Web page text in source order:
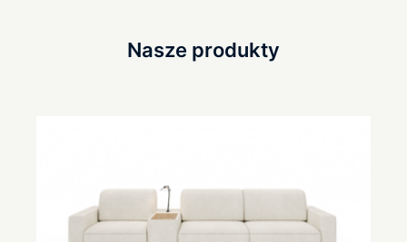
Nasze produkty